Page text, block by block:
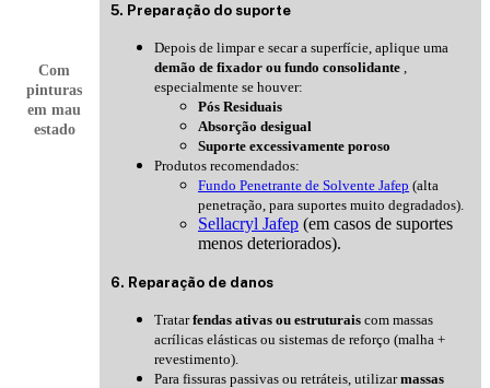
Com
pinturas
em mau
estado
5. Preparação do suporte
Depois de limpar e secar a superfície, aplique uma
demão de fixador ou fundo consolidante
especialmente se houver:
Pós Residuais
Absorção desigual
Suporte excessivamente poroso
Produtos recomendados:
Fundo Penetrante de Solvente Jafep (alta
penetração, para suportes muito degradados).
Sellacryl Jafep (em casos de suportes
menos deteriorados).
6. Reparação de danos
Tratarfendas ativas ou estruturais com massas
acrílicas elásticas ou sistemas de reforço (malha +
revestimento).
Para fissuras passivas ou retráteis, utilizarmassas